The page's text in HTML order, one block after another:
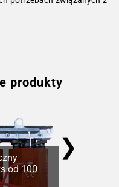
produkty
od 100
❯